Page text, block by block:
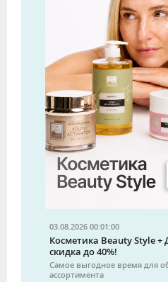
03.08.2026 00:01:00
Косметика Beauty Style
скидка до 40%!
Самое выгодное время для
ассортимента